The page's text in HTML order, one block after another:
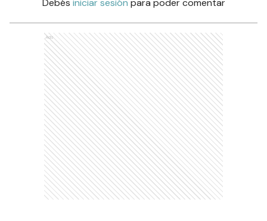
Debésiniciar sesiónpara poder comentar
Ads